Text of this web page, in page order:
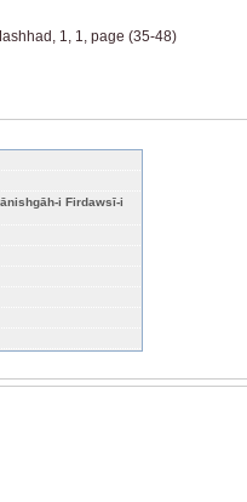
1, 1, page (35-48)
i Firdawsī-i